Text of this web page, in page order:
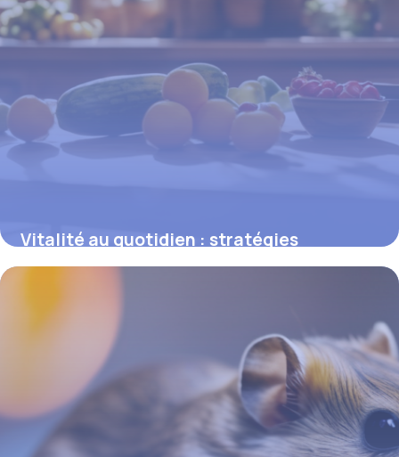
Vitalité au quotidien : stratégies
concrètes pour une santé rayonnante